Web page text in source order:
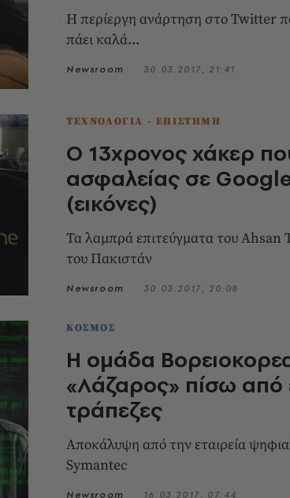
Η περίεργη ανάρτηση στο Twitter
πάει καλά...
Newsroom 30.03.2017, 21:41
ΤΕΧΝΟΛΟΓΙΑ - ΕΠΙΣΤΗΜΗ
Ο 13χρονος χάκερ
ασφαλείας σε
(εικόνες)
Τα λαμπρά επιτεύγματα του Ahsan
του Πακιστάν
Newsroom 30.03.2017, 20:08
ΚΟΣΜΟΣ
H ομάδα
«Λάζαρος» πίσω από
τράπεζες
Αποκάλυψη από την εταιρεία
Symantec
Newsroom 16.03.2017, 07:44